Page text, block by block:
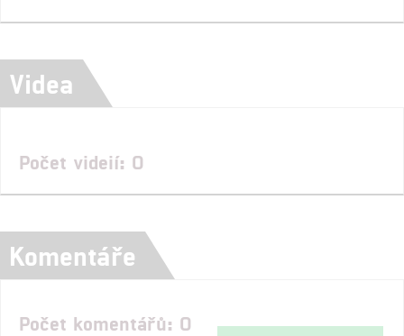
Videa
Počet videií: 0
Komentáře
Počet komentářů: 0